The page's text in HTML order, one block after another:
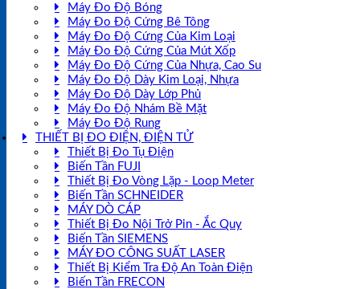
Máy Đo Độ Bóng
Máy Đo Độ Cứng Bê Tông
Máy Đo Độ Cứng Của Kim Loại
Máy Đo Độ Cứng Của Mút Xốp
Máy Đo Độ Cứng Của Nhựa, Cao Su
Máy Đo Độ Dày Kim Loại, Nhựa
Máy Đo Độ Dày Lớp Phủ
Máy Đo Độ Nhám Bề Mặt
Máy Đo Độ Rung
THIẾT BỊ ĐO ĐIỆN, ĐIỆN TỬ
Thiết Bị Đo Tụ Điện
Biến Tần FUJI
Thiết Bị Đo Vòng Lặp - Loop Meter
Biến Tần SCHNEIDER
MÁY DÒ CÁP
Thiết Bị Đo Nội Trở Pin - Ắc Quy
Biến Tần SIEMENS
MÁY ĐO CÔNG SUẤT LASER
Thiết Bị Kiểm Tra Độ An Toàn Điện
Biến Tần FRECON